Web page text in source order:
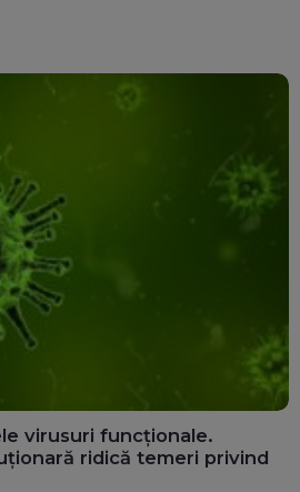
virusuri funcționale.
ridică temeri privind